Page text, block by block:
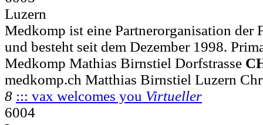
Luzern
Medkomp ist eine Partnerorganisation der
und besteht seit dem Dezember 1998.
Medkomp Mathias Birnstiel Dorfstrasse
medkomp.ch Matthias Birnstiel Luzern
8 ::: vax welcomes you Virtueller
6004